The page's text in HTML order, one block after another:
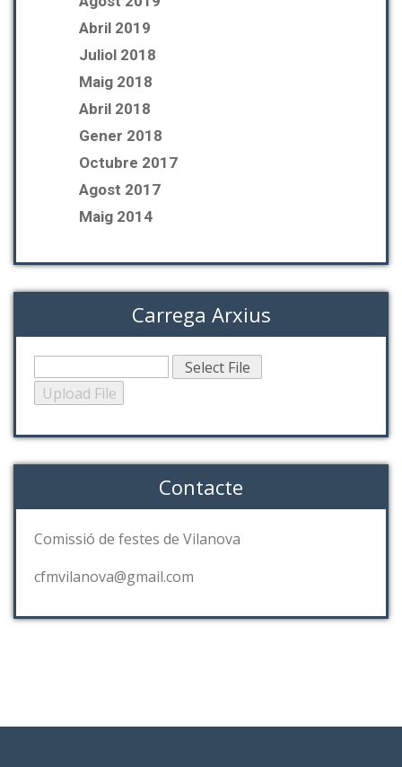
Abril 2019
Juliol 2018
Maig 2018
Abril 2018
Gener 2018
Octubre 2017
Agost 2017
Maig 2014
Carrega Arxius
Contacte
Comissió de festes de Vilanova
cfmvilanova@gmail.com